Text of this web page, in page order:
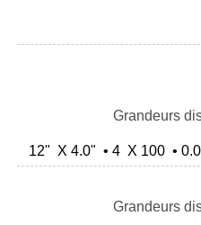
Grandeurs
12" X 4.0" • 4 X 100 • 0.0
Grandeurs